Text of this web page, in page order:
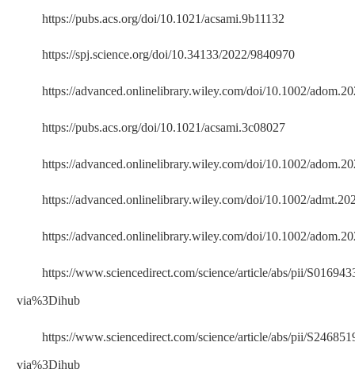
https://pubs.acs.org/doi/10.1021/acsami.9b11132
https://spj.science.org/doi/10.34133/2022/9840970
https://advanced.onlinelibrary.wiley.com/doi/10.1002/
https://pubs.acs.org/doi/10.1021/acsami.3c08027
https://advanced.onlinelibrary.wiley.com/doi/10.1002/
https://advanced.onlinelibrary.wiley.com/doi/10.1002/
https://advanced.onlinelibrary.wiley.com/doi/10.1002/
https://www.sciencedirect.com/science/article/abs/pii/
via%3Dihub
https://www.sciencedirect.com/science/article/abs/pii/
via%3Dihub